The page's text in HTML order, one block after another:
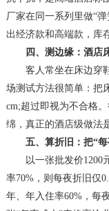
厂家在同一系列里做“
出经济款和高端款，库
四、测边缘：酒店床
客人常坐在床边穿鞋
场测试方法很简单：把
cm;超过即视为不合格
绵，真正的酒店级做法
五、算折旧：把“
以一张批发价1200元
率70%，则每夜折旧仅
年、年入住率60%，每